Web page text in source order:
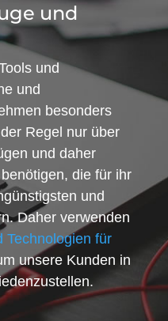
und
und
und
besonders
Regel nur über
und daher
die für ihr
und
Daher verwenden
Technologien für
unsere Kunden in